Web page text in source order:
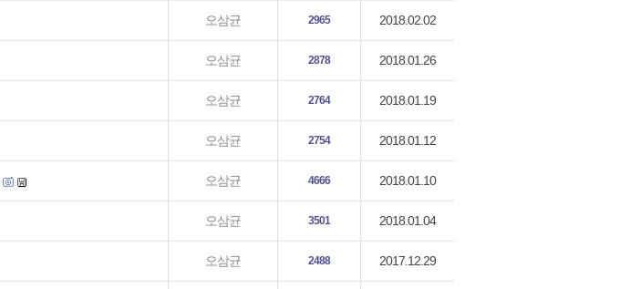
오삼균 2965 2018.02.02
오삼균 2878 2018.01.26
오삼균 2764 2018.01.19
오삼균 2754 2018.01.12
오삼균 4666 2018.01.10
오삼균 3501 2018.01.04
오삼균 2488 2017.12.29